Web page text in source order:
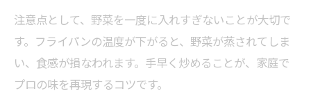
注意点として、野菜を一度に入れすぎないことが大切で
す。フライパンの温度が下がると、野菜が蒸されてしま
い、食感が損なわれます。手早く炒めることが、家庭で
プロの味を再現するコツです。